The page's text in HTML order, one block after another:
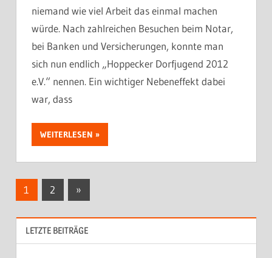
niemand wie viel Arbeit das einmal machen
würde. Nach zahlreichen Besuchen beim Notar,
bei Banken und Versicherungen, konnte man
sich nun endlich „Hoppecker Dorfjugend 2012
e.V.“ nennen. Ein wichtiger Nebeneffekt dabei
war, dass
WEITERLESEN
Beitragsnavigation
1 2
Nächste
»
LETZTE BEITRÄGE